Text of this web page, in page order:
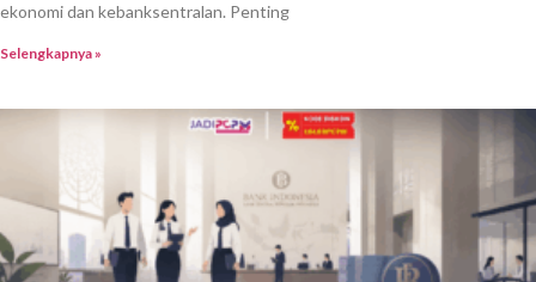
ekonomi dan kebanksentralan. Penting
Selengkapnya »